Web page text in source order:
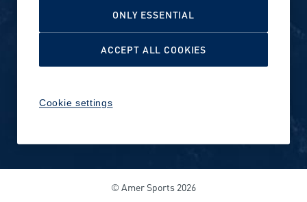
Reports and releases 2016–
Cookie Policy
© Amer Sports 2026
Cookie settings
ONLY ESSENTIAL
ACCEPT ALL COOKIES